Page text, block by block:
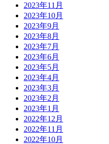
2023年11月
2023年10月
2023年9月
2023年8月
2023年7月
2023年6月
2023年5月
2023年4月
2023年3月
2023年2月
2023年1月
2022年12月
2022年11月
2022年10月